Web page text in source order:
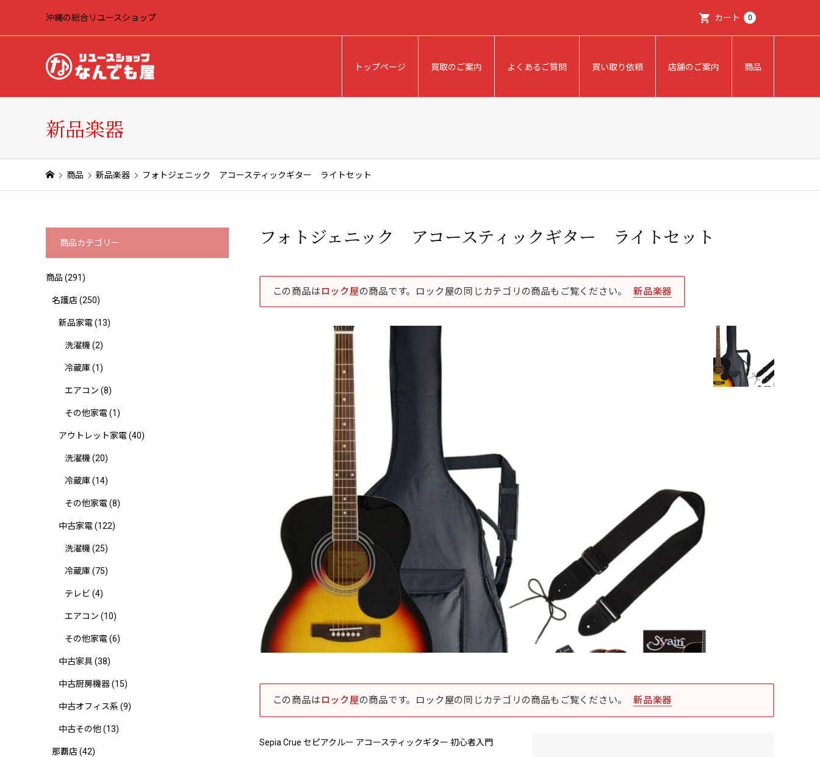
沖縄の総合リユースショップ カート 0
トップページ 買取のご案内 よくあるご質問 買い取り依頼 店舗のご案内 商品
新品楽器
商品 新品楽器 フォトジェニック アコースティックギター ライトセット
フォトジェニック アコースティックギター ライトセット
この商品は ロック屋の商品です。ロック屋の同じカテゴリの商品もご覧ください。 新品楽器
この商品は ロック屋の商品です。ロック屋の同じカテゴリの商品もご覧ください。 新品楽器
Sepia Crue セピアクルー アコースティックギター 初心者入門
商品カテゴリー
商品 (291)
名護店(250)
新品家電(13)
洗濯機 (2)
冷蔵庫(1)
エアコン (8)
その他家電(1)
アウトレット家電(40)
洗濯機 (20)
冷蔵庫(14)
その他家電(8)
中古家電(122)
洗濯機 (25)
冷蔵庫(75)
テレビ (4)
エアコン (10)
その他家電(6)
中古家具(38)
中古厨房機器(15)
中古オフィス系 (9)
中古その他(13)
那覇店(42)